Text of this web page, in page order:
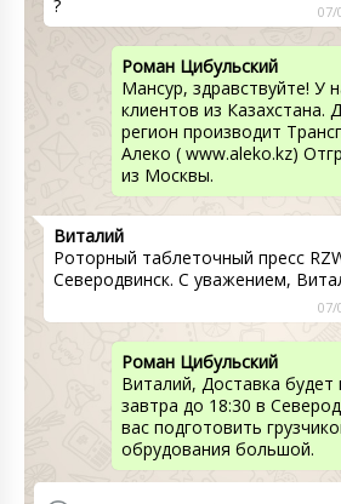
?
07/
Роман Цибульский
Мансур, здравствуйте! У
клиентов из Казахстана.
регион производит
Алеко ( www.aleko.kz)
из Москвы.
Виталий
Роторный таблеточный пресс
Северодвинск. С уважением,
07/
Роман Цибульский
Виталий, Доставка будет
завтра до 18:30 в
вас подготовить
обрудования большой.